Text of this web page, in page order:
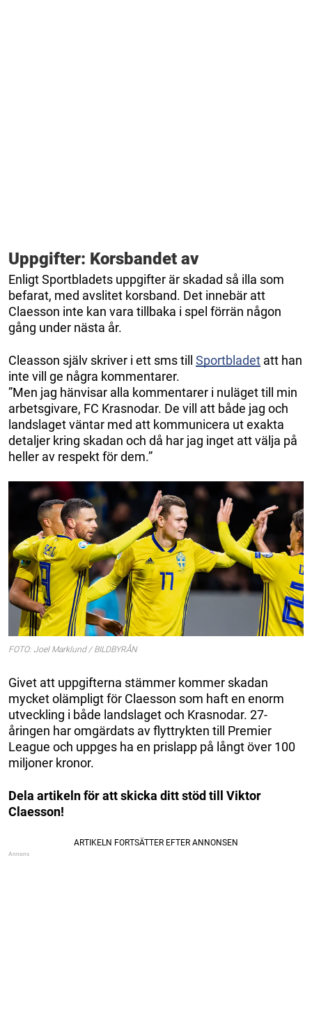
Uppgifter: Korsbandet av
Enligt Sportbladets uppgifter är skadad så illa som
befarat, med avslitet korsband. Det innebär att
Claesson inte kan vara tillbaka i spel förrän någon
gång under nästa år.
Cleasson själv skriver i ett sms till Sportbladet att han
inte vill ge några kommentarer.
”Men jag hänvisar alla kommentarer i nuläget till min
arbetsgivare, FC Krasnodar. De vill att både jag och
landslaget väntar med att kommunicera ut exakta
detaljer kring skadan och då har jag inget att välja på
heller av respekt för dem.”
FOTO: Joel Marklund / BILDBYRÅN
Givet att uppgifterna stämmer kommer skadan
mycket olämpligt för Claesson som haft en enorm
utveckling i både landslaget och Krasnodar. 27-
åringen har omgärdats av flyttrykten till Premier
League och uppges ha en prislapp på långt över 100
miljoner kronor.
Dela artikeln för att skicka ditt stöd till Viktor
Claesson!